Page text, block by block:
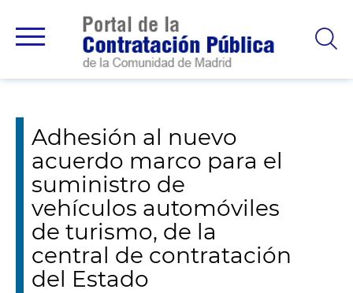
Avisos y novedades
Adhesión al nuevo acuerdo marco para el
suministro de vehículos automóviles de turismo, de la central de
contratación del Estado
Adhesión al nuevo
acuerdo marco para el
suministro de
vehículos automóviles
de turismo, de la
central de contratación
del Estado